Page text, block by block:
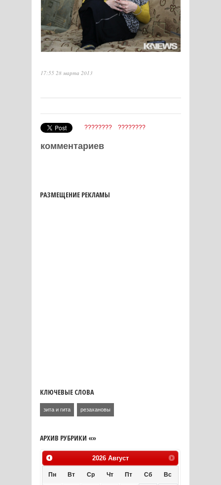
17:55 28 марта 2013
???????? ????????
комментариев
РАЗМЕЩЕНИЕ РЕКЛАМЫ
КЛЮЧЕВЫЕ СЛОВА
зита и гита резахановы
АРХИВ РУБРИКИ «»
2026 Август
Пн Вт Ср Чт Пт Сб Вс